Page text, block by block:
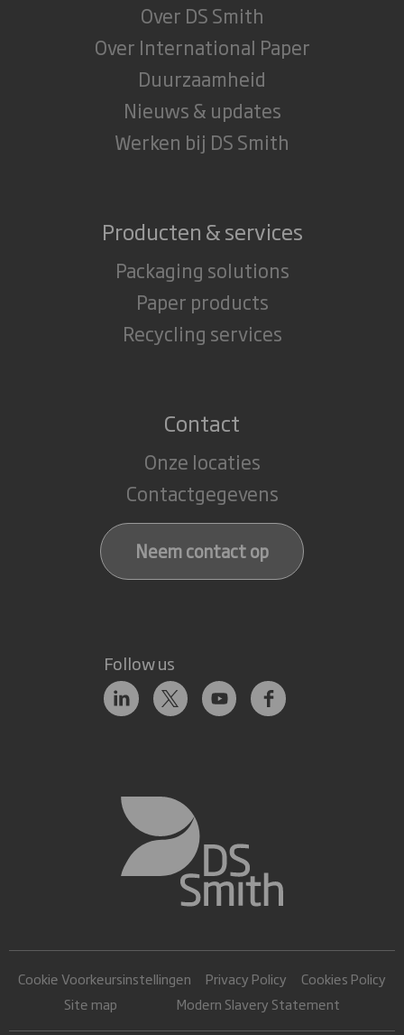
Over DS Smith
Over International Paper
Duurzaamheid
Nieuws & updates
Werken bij DS Smith
Producten & services
Packaging solutions
Paper products
Recycling services
Contact
Onze locaties
Contactgegevens
Neem contact op
Follow us
Cookie Voorkeursinstellingen Privacy Policy
Cookies Policy
Site map
Modern Slavery Statement